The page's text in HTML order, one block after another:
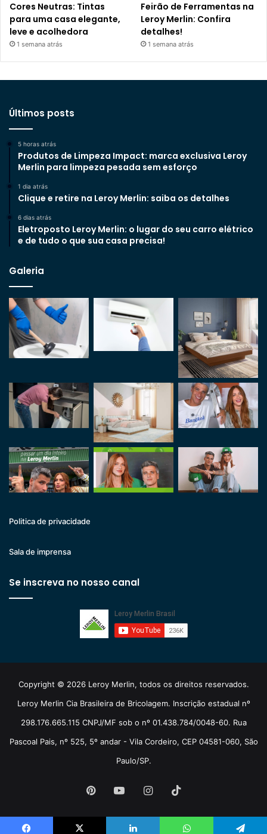
Cores Neutras: Tintas
para uma casa elegante,
leve e acolhedora
1 semana atrás
Feirão de Ferramentas na
Leroy Merlin: Confira
detalhes!
1 semana atrás
Últimos posts
5 horas atrás
Produtos de Limpeza Impact: marca exclusiva Leroy
Merlin para limpeza pesada sem esforço
1 dia atrás
Clique e retire na Leroy Merlin: saiba os detalhes
6 dias atrás
Eletroposto Leroy Merlin: o lugar do seu carro elétrico
e de tudo o que sua casa precisa!
Galeria
Politica de privacidade
Sala de imprensa
Se inscreva no nosso canal
Copyright © 2026 Leroy Merlin, todos os direitos reservados.
Leroy Merlin Cia Brasileira de Bricolagem. Inscrição estadual nº
298.176.665.115 CNPJ/MF sob o nº 01.438.784/0048-60. Rua
Pascoal Pais, nº 525, 5º andar - Vila Cordeiro, CEP 04581-060, São
Paulo/SP.
PinterestYouTubeInstagram